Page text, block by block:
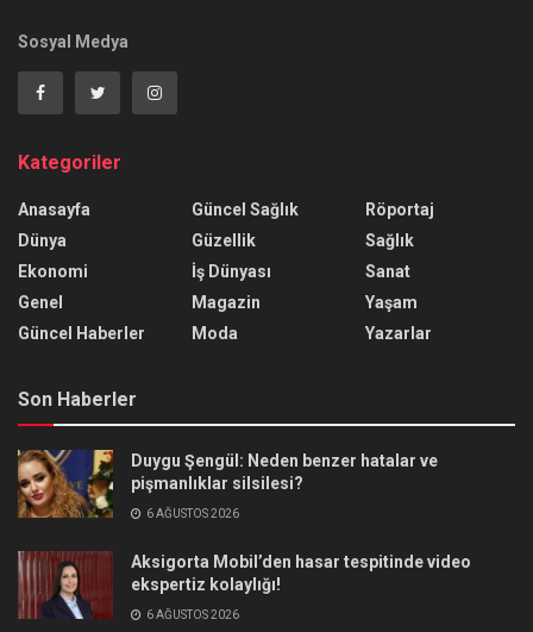
Sosyal Medya
Kategoriler
Anasayfa
Dünya
Ekonomi
Genel
Güncel Haberler
Güncel Sağlık
Güzellik
İş Dünyası
Magazin
Moda
Röportaj
Sağlık
Sanat
Yaşam
Yazarlar
Son Haberler
Duygu Şengül: Neden benzer hatalar ve
pişmanlıklar silsilesi?
6 AĞUSTOS 2026
Aksigorta Mobil’den hasar tespitinde video
ekspertiz kolaylığı!
6 AĞUSTOS 2026